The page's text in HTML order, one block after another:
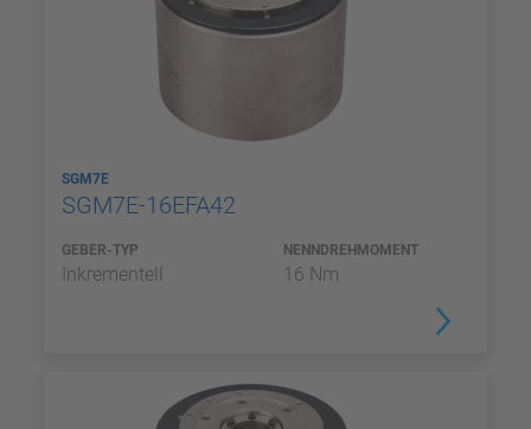
SGM7E
SGM7E-16EFA42
GEBER-TYP
Inkrementell
NENNDREHMOMENT
16 Nm